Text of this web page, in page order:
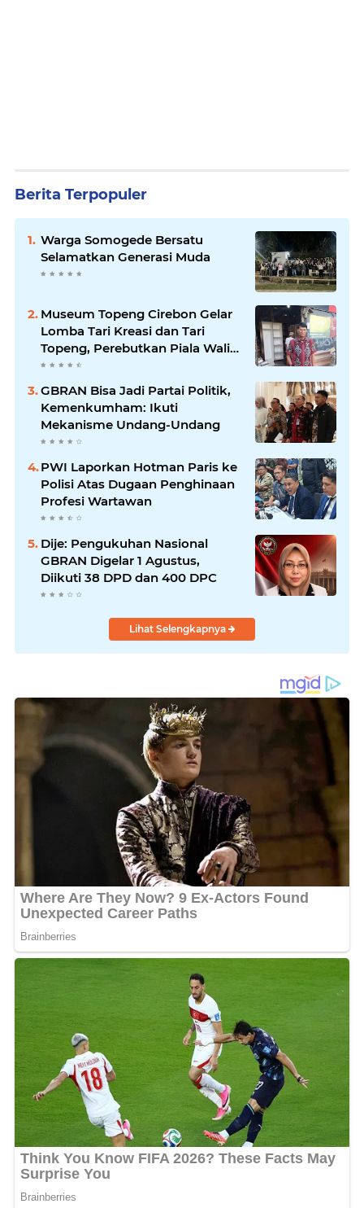
Berita Terpopuler
Warga Somogede Bersatu
Selamatkan Generasi Muda
Museum Topeng Cirebon Gelar
Lomba Tari Kreasi dan Tari
Topeng, Perebutkan Piala Wali
Kota
GBRAN Bisa Jadi Partai Politik,
Kemenkumham: Ikuti
Mekanisme Undang-Undang
PWI Laporkan Hotman Paris ke
Polisi Atas Dugaan Penghinaan
Profesi Wartawan
Dije: Pengukuhan Nasional
GBRAN Digelar 1 Agustus,
Diikuti 38 DPD dan 400 DPC
Lihat Selengkapnya